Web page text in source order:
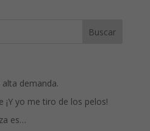
demanda.
¡Y yo me tiro de los pelos!
es…